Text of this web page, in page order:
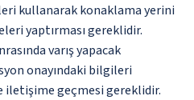
kullanarak konaklama yerini
yaptırması gereklidir.
varış yapacak
onayındaki bilgileri
iletişime geçmesi gereklidir.